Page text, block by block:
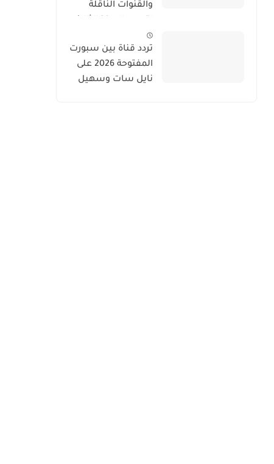
والقنوات الناقلة
في كأس العالم 2026
تردد قناة بين سبورت
المفتوحة 2026 على
نايل سات وسهيل